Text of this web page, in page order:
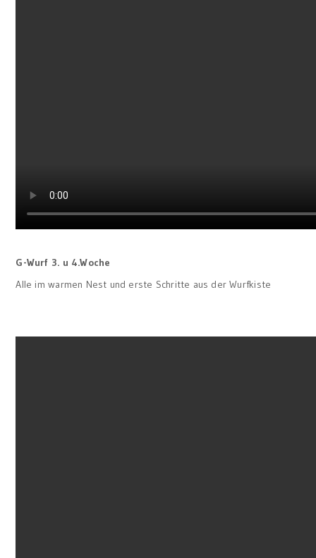
G-Wurf 3. u 4.Woche
Alle im warmen Nest und erste Schritte aus der Wurfkiste